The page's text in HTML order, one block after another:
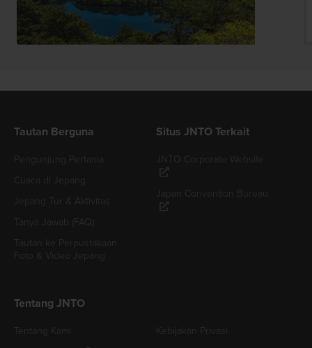
Tautan Berguna Situs JNTO Terkait
Tentang JNTO